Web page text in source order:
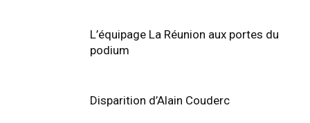
L’équipage La Réunion aux portes du
podium
Disparition d’Alain Couderc